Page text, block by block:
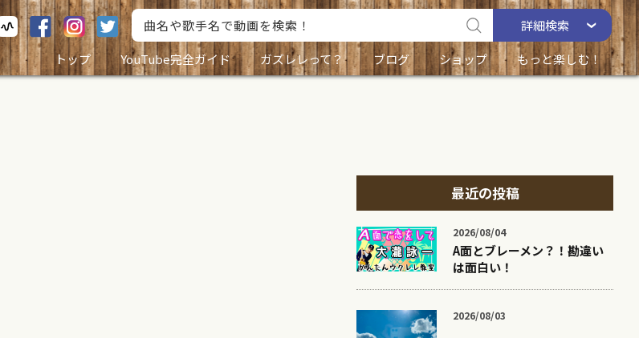
詳細検索
トップ
YouTube完全ガイド ガズレレって？ ブログ ショップ もっと楽しむ！
最近の投稿
2026/08/04
A面とブレーメン？！勘違い
は面白い！
2026/08/03